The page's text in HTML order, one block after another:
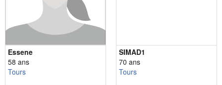
Essene
58 ans
Tours
SIMAD1
70 ans
Tours